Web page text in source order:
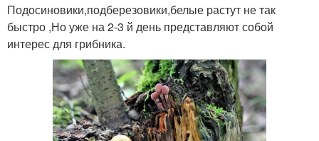
Подосиновики,подберезовики,белые растут не так
быстро ,Но уже на 2-3 й день представляют собой
интерес для грибника.